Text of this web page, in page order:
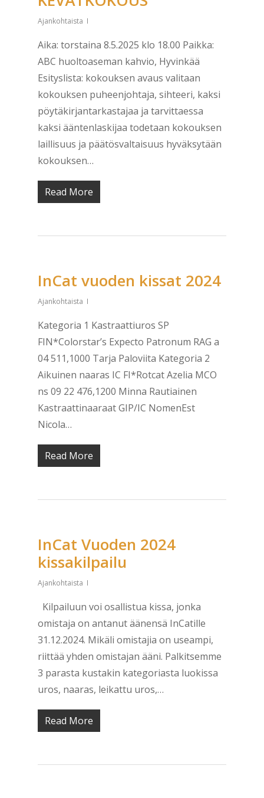
Ajankohtaista
Aika: torstaina 8.5.2025 klo 18.00 Paikka:
ABC huoltoaseman kahvio, Hyvinkää
Esityslista: kokouksen avaus valitaan
kokouksen puheenjohtaja, sihteeri, kaksi
pöytäkirjantarkastajaa ja tarvittaessa
kaksi ääntenlaskijaa todetaan kokouksen
laillisuus ja päätösvaltaisuus hyväksytään
kokouksen…
Read More
InCat vuoden kissat 2024
Ajankohtaista
Kategoria 1 Kastraattiuros SP
FIN*Colorstar’s Expecto Patronum RAG a
04 511,1000 Tarja Paloviita Kategoria 2
Aikuinen naaras IC FI*Rotcat Azelia MCO
ns 09 22 476,1200 Minna Rautiainen
Kastraattinaaraat GIP/IC NomenEst
Nicola…
Read More
InCat Vuoden 2024
kissakilpailu
Ajankohtaista
Kilpailuun voi osallistua kissa, jonka
omistaja on antanut äänensä InCatille
31.12.2024. Mikäli omistajia on useampi,
riittää yhden omistajan ääni. Palkitsemme
3 parasta kustakin kategoriasta luokissa
uros, naaras, leikattu uros,…
Read More